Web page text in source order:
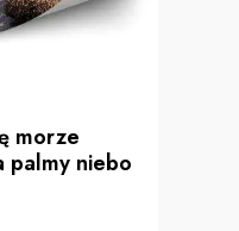
morze
palmy niebo